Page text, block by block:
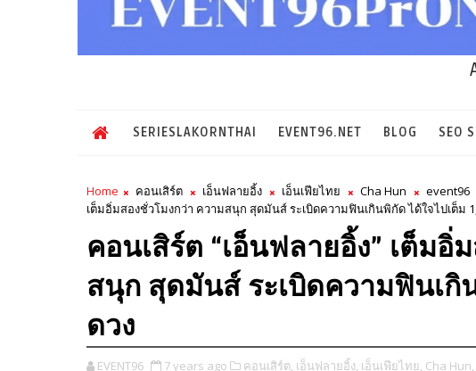
SERIESLAKORNTHAI EVENT96.NET BLOG SEO
Home คอนเสิร์ต เอ็นฟลายอิ้ง เอ็นเฟียไทย Cha Hun event96
เต็มอิ่มสองชั่วโมงกว่า ความสนุก สุดมันส์ ระเบิดความฟินเกินพิกัด ได้ใจไปเต็ม
คอนเสิร์ต “เอ็นฟลายอิ้ง” เต็มอิ่
สนุก สุดมันส์ ระเบิดความฟินเกิ
ดวง
EVENT96 7 years ago คอนเสิร์ต, เอ็นฟลายอิ้ง, เอ็นเฟียไทย, Cha Hun,